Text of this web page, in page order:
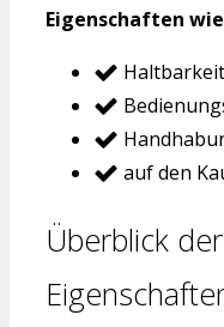
Eigenschaften
auf den
Überblick